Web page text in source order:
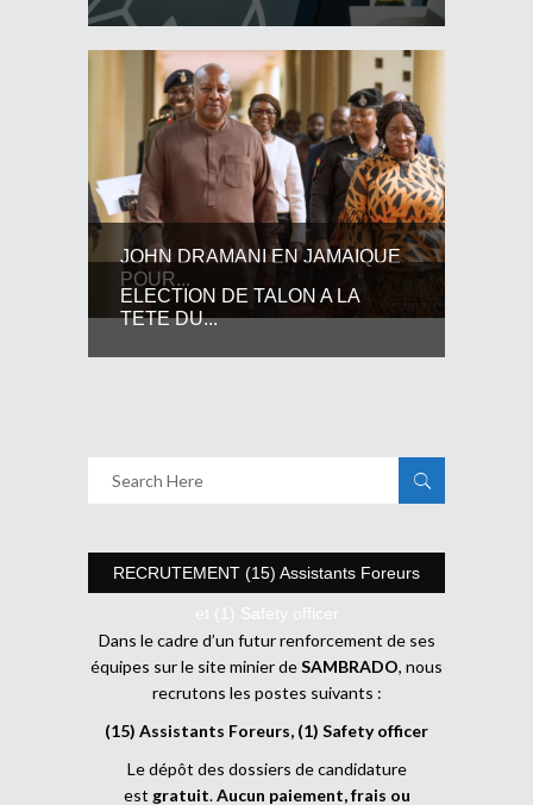
JOHN DRAMANI EN JAMAIQUE
POUR...
ELECTION DE TALON A LA
TETE DU...
RECRUTEMENT (15) Assistants Foreurs
et (1) Safety officer
Dans le cadre d’un futur renforcement de ses
équipes sur le site minier deSAMBRADO, nous
recrutons les postes suivants :
(15) Assistants Foreurs, (1) Safety officer
Le dépôt des dossiers de candidature
est gratuit.Aucun paiement, frais ou